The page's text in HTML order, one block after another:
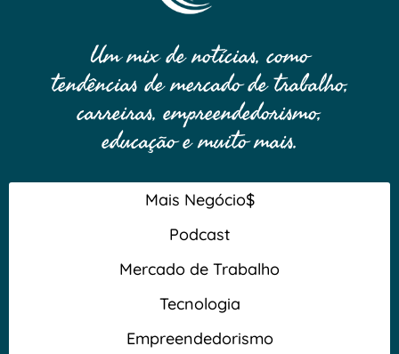
Um mix de notícias, como
tendências de mercado de trabalho,
carreiras, empreendedorismo,
educação e muito mais.
Mais Negócio$
Podcast
Mercado de Trabalho
Tecnologia
Empreendedorismo